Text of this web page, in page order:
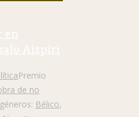
en
Aizpiri
Premio
de no
Bélico,